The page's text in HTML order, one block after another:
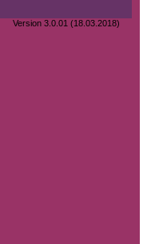
Version 3.0.01 (18.03.2018)